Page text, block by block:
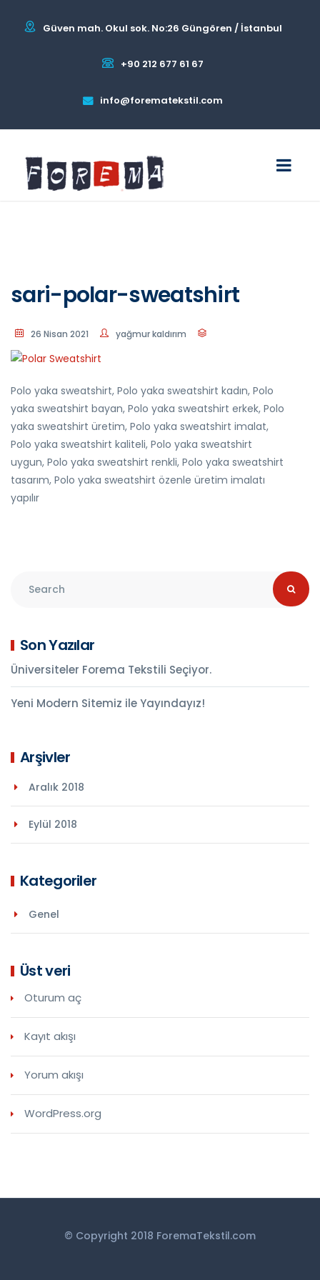
Güven mah. Okul sok. No:26 Güngören / İstanbul
+90 212 677 61 67
info@forematekstil.com
sari-polar-sweatshirt
26 Nisan 2021 yağmur kaldırım
Polo yaka sweatshirt, Polo yaka sweatshirt kadın, Polo
yaka sweatshirt bayan, Polo yaka sweatshirt erkek, Polo
yaka sweatshirt üretim, Polo yaka sweatshirt imalat,
Polo yaka sweatshirt kaliteli, Polo yaka sweatshirt
uygun, Polo yaka sweatshirt renkli, Polo yaka sweatshirt
tasarım, Polo yaka sweatshirt özenle üretim imalatı
yapılır
Son Yazılar
Üniversiteler Forema Tekstili Seçiyor.
Yeni Modern Sitemiz ile Yayındayız!
Arşivler
Aralık 2018
Eylül 2018
Kategoriler
Genel
Üst veri
Oturum aç
Kayıt akışı
Yorum akışı
WordPress.org
© Copyright 2018 ForemaTekstil.com